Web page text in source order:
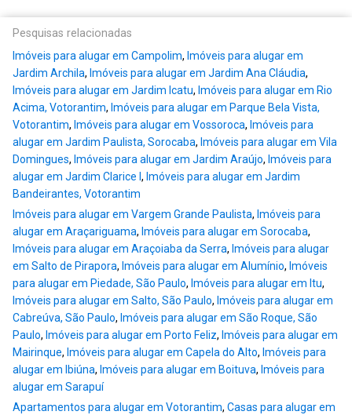
Pesquisas relacionadas
Imóveis para alugar em Campolim, Imóveis para alugar em
Jardim Archila, Imóveis para alugar em Jardim Ana Cláudia,
Imóveis para alugar em Jardim Icatu, Imóveis para alugar em Rio
Acima, Votorantim, Imóveis para alugar em Parque Bela Vista,
Votorantim, Imóveis para alugar em Vossoroca, Imóveis para
alugar em Jardim Paulista, Sorocaba, Imóveis para alugar em Vila
Domingues, Imóveis para alugar em Jardim Araújo, Imóveis para
alugar em Jardim Clarice I , Imóveis para alugar em Jardim
Bandeirantes, Votorantim
Imóveis para alugar em Vargem Grande Paulista, Imóveis para
alugar em Araçariguama, Imóveis para alugar em Sorocaba,
Imóveis para alugar em Araçoiaba da Serra, Imóveis para alugar
em Salto de Pirapora, Imóveis para alugar em Alumínio, Imóveis
para alugar em Piedade, São Paulo, Imóveis para alugar em Itu,
Imóveis para alugar em Salto, São Paulo, Imóveis para alugar em
Cabreúva, São Paulo, Imóveis para alugar em São Roque, São
Paulo, Imóveis para alugar em Porto Feliz, Imóveis para alugar em
Mairinque, Imóveis para alugar em Capela do Alto, Imóveis para
alugar em Ibiúna, Imóveis para alugar em Boituva, Imóveis para
alugar em Sarapuí
Apartamentos para alugar em Votorantim, Casas para alugar em